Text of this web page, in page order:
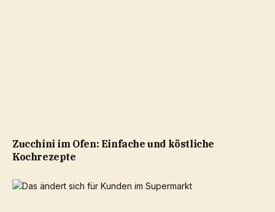
Zucchini im Ofen: Einfache und köstliche
Kochrezepte